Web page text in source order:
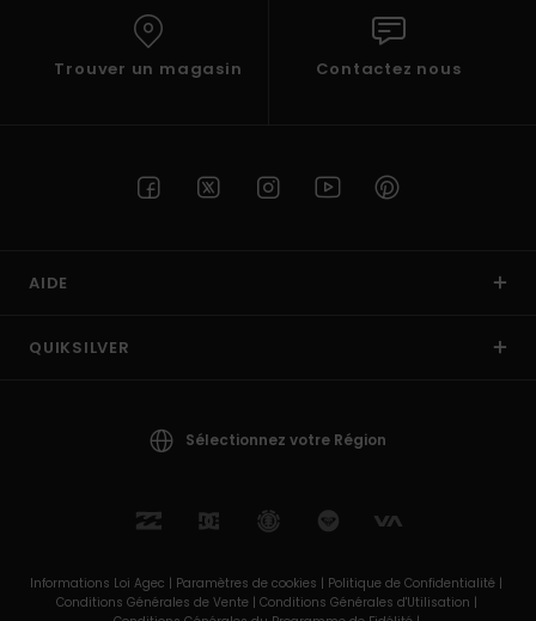
Trouver un magasin Contactez nous
AIDE
QUIKSILVER
Sélectionnez votre Région
Informations Loi Agec | Paramètres de cookies | Politique de Confidentialité |
Conditions Générales de Vente | Conditions Générales d'Utilisation |